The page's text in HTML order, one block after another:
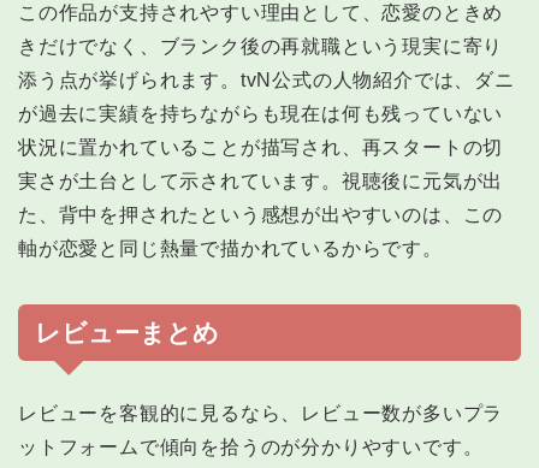
この作品が支持されやすい理由として、恋愛のときめ
きだけでなく、ブランク後の再就職という現実に寄り
添う点が挙げられます。tvN公式の人物紹介では、ダニ
が過去に実績を持ちながらも現在は何も残っていない
状況に置かれていることが描写され、再スタートの切
実さが土台として示されています。視聴後に元気が出
た、背中を押されたという感想が出やすいのは、この
軸が恋愛と同じ熱量で描かれているからです。
レビューまとめ
レビューを客観的に見るなら、レビュー数が多いプラ
ットフォームで傾向を拾うのが分かりやすいです。